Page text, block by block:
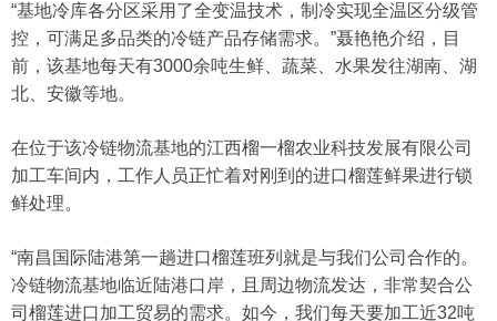
“基地冷库各分区采用了全变温技术，制冷实现全温区分级管
控，可满足多品类的冷链产品存储需求。”聂艳艳介绍，目
前，该基地每天有3000余吨生鲜、蔬菜、水果发往湖南、湖
北、安徽等地。
在位于该冷链物流基地的江西榴一榴农业科技发展有限公司
加工车间内，工作人员正忙着对刚到的进口榴莲鲜果进行锁
鲜处理。
“南昌国际陆港第一趟进口榴莲班列就是与我们公司合作的。
冷链物流基地临近陆港口岸，且周边物流发达，非常契合公
司榴莲进口加工贸易的需求。如今，我们每天要加工近32吨